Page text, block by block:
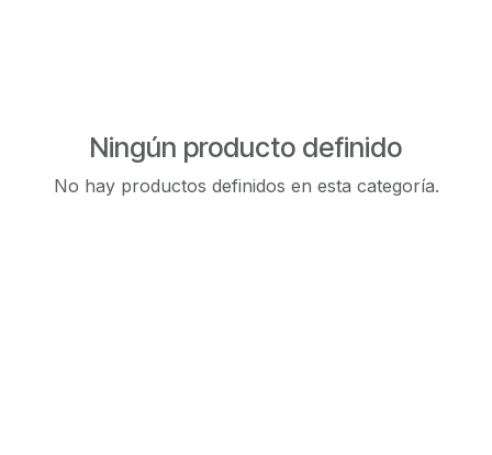
Ningún producto definido
No hay productos definidos en esta categoría.